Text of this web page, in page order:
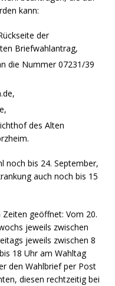
kann:
der
Briefwahlantrag,
die Nummer 07231/39
des Alten
noch bis 24. September,
auch noch bis 15
geöffnet: Vom 20.
jeweils zwischen
jeweils zwischen 8
18 Uhr am Wahltag
den Wahlbrief per Post
diesen rechtzeitig bei